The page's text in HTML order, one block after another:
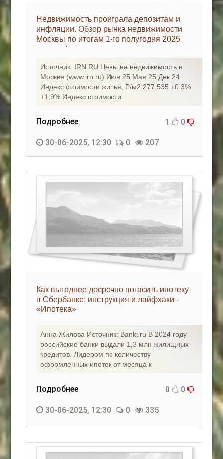
Недвижимость проиграла депозитам и
инфляции. Обзор рынка недвижимости
Москвы по итогам 1-го полугодия 2025
года - «Аналитика рынка»
Источник: IRN.RU Цены на недвижимость в
Москве (www.irn.ru) Июн 25 Мая 25 Дек 24
Индекс стоимости жилья, Р/м2 277 535 +0,3%
+1,9% Индекс стоимости
Подробнее 1 0
30-06-2025, 12:30 0 207
Как выгоднее досрочно погасить ипотеку
в Сбербанке: инструкция и лайфхаки -
«Ипотека»
Анна Жилова Источник: Banki.ru В 2024 году
российские банки выдали 1,3 млн жилищных
кредитов. Лидером по количеству
оформленных ипотек от месяца к
Подробнее 0 0
30-06-2025, 12:30 0 335